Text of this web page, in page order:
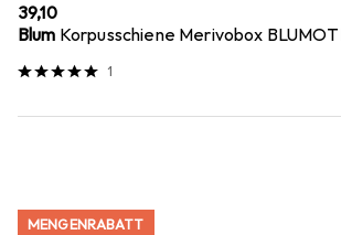
EUR
39,10
Blum Korpusschiene Merivobox
1
MENGENRABATT